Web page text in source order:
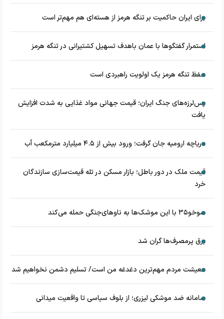
برای ایران حاکمیت بر تنگه هرمز از هسته‌ای هم مهم‌تر است
استمرار گفتگوها با عمان باهدف تسهیل کشتیرانی در تنگه هرمز
حفظ تنگه هرمز یک اولویت راهبردی است
پس‌لرزه‌های جنگ ایران؛ قیمت جهانی مواد غذایی به شدت افزایش
یافت
دریاچه ارومیه جان گرفت؛ ورود بیش از ۴.۵ میلیارد مترمکعب آب
قیمت ملک در دور باطل؛ بازار مسکن در تله قیمت‌سازی سازندگان
خرد
سوخو۳۵ با این موشک‌ها به ناوهای‌جنگی حمله می‌کند
برق پرمصرف‌ها گران شد
معیشت مردم مهم‌ترین دغدغه من است/ تسلیم دشمن نخواهیم شد
سامانه ضد موشکی لیزری؛ از بلوف سیاسی تا واقعیت میدانی